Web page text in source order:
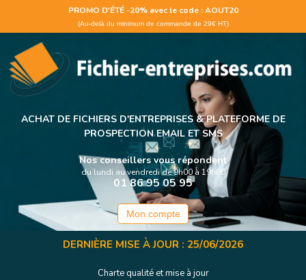
Panneau de gestion des cookies
PROMO D'ÉTÉ -20% avec le code : AOUT20
(Au-delà du minimum de commande de 29€ HT)
ACHAT DE FICHIERS D'ENTREPRISES &PLATEFORME DE
PROSPECTION EMAIL ET SMS
Nos conseillers vous répondent
du lundi au vendredi de 9h00 à 19h00
01 86 95 05 95
Mon compte
DERNIÈRE MISE À JOUR : 25/06/2026
Charte qualité et mise à jour